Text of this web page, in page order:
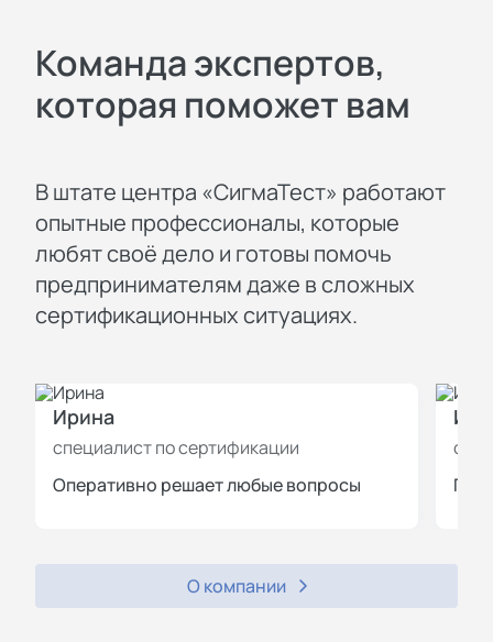
Команда экспертов,
которая поможет вам
В штате центра «СигмаТест» работают
опытные профессионалы, которые
любят своё дело и готовы помочь
предпринимателям даже в сложных
сертификационных ситуациях.
Ирина
специалист по сертификации
Оперативно решает любые вопросы
О компании